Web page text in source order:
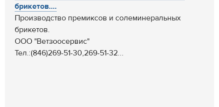
брикетов....
Производство премиксов и солеминеральных
брикетов.
ООО "Ветзоосервис"
Тел.:(846)269-51-30,269-51-32...